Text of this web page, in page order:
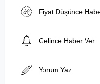
Fiyat Düşünce
Gelince Haber Ver
Yorum Yaz